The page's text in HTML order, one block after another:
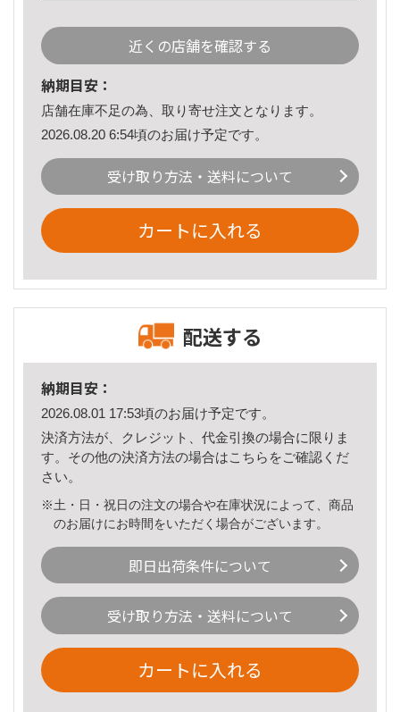
近くの店舗を確認する
納期目安：
店舗在庫不足の為、取り寄せ注文となります。
2026.08.20 6:54頃のお届け予定です。
受け取り方法・送料について
カートに入れる
配送する
納期目安：
2026.08.01 17:53頃のお届け予定です。
決済方法が、クレジット、代金引換の場合に限りま
す。その他の決済方法の場合はこちら をご確認くだ
さい。
※土・日・祝日の注文の場合や在庫状況によって、商品
のお届けにお時間をいただく場合がございます。
即日出荷条件について
受け取り方法・送料について
カートに入れる